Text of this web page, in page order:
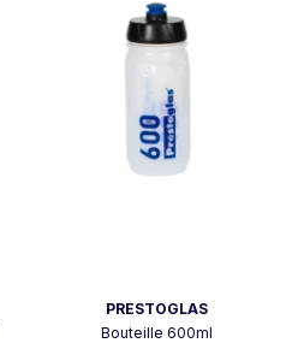
PRESTOGLAS
Bouteille 600ml